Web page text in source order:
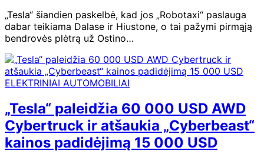
„Tesla“ šiandien paskelbė, kad jos „Robotaxi“ paslauga
dabar teikiama Dalase ir Hiustone, o tai pažymi pirmąją
bendrovės plėtrą už Ostino…
ELEKTRINIAI AUTOMOBILIAI
„Tesla“ paleidžia 60 000 USD AWD
Cybertruck ir atšaukia „Cyberbeast“
kainos padidėjimą 15 000 USD